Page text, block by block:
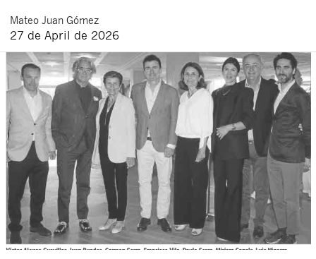
Mateo Juan Gómez
27 de April de 2026